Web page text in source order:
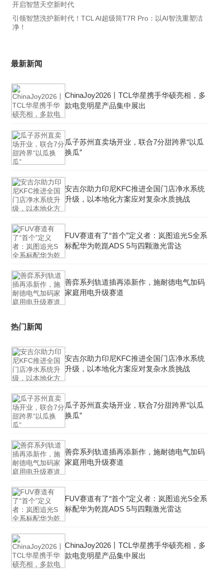
开启智慧天空新时代
引领智慧洗护新时代！TCL AI超级筒T7R Pro：以AI智洗重塑洁
净！
最新新闻
ChinaJoy2026丨TCL华星携手华硕亮相，多
款电竞明星产品集中展出
瓜子苏州直卖场开业，联合7分甜跨界“以瓜
换瓜”
安吉尔助力印尼KFC推进全国门店净水系统
升级，以本地化方案应对复杂水质挑战
FUV赛道有了“首个”定义者：岚图追光S全系
标配华为乾崑ADS 5与四颗激光雷达
善弈系列轨道插再添新作，施耐德电气加码
家庭用电升级赛道
热门新闻
安吉尔助力印尼KFC推进全国门店净水系统
升级，以本地化方案应对复杂水质挑战
瓜子苏州直卖场开业，联合7分甜跨界“以瓜
换瓜”
善弈系列轨道插再添新作，施耐德电气加码
家庭用电升级赛道
FUV赛道有了“首个”定义者：岚图追光S全系
标配华为乾崑ADS 5与四颗激光雷达
ChinaJoy2026丨TCL华星携手华硕亮相，多
款电竞明星产品集中展出